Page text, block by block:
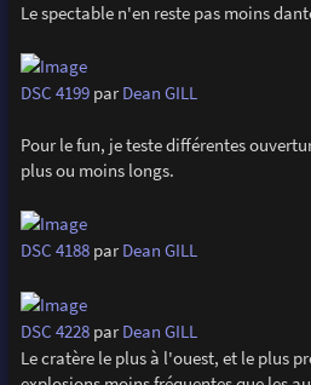
Le spectable n'en reste pas moins
DSC 4199parDean GILL
Pour le fun, je teste différentes
plus ou moins longs.
DSC 4188parDean GILL
DSC 4228parDean GILL
Le cratère le plus à l'ouest, et le plus